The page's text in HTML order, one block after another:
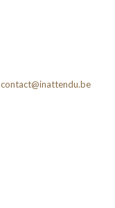
contact@inattendu.be